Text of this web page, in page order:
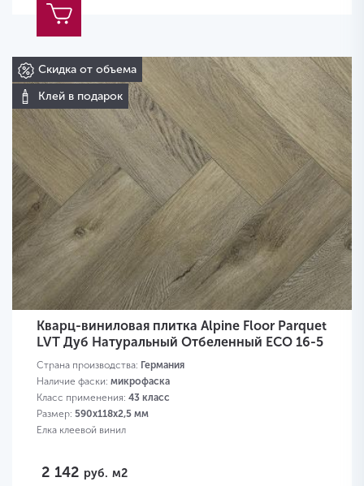
Скидка от объема
Клей в подарок
Кварц-виниловая плитка Alpine Floor Parquet
LVT Дуб Натуральный Отбеленный ЕСО 16-5
Страна производства: Германия
Наличие фаски: микрофаска
Класс применения: 43 класс
Размер: 590х118х2,5 мм
Елка клеевой винил
2 142 руб. м2